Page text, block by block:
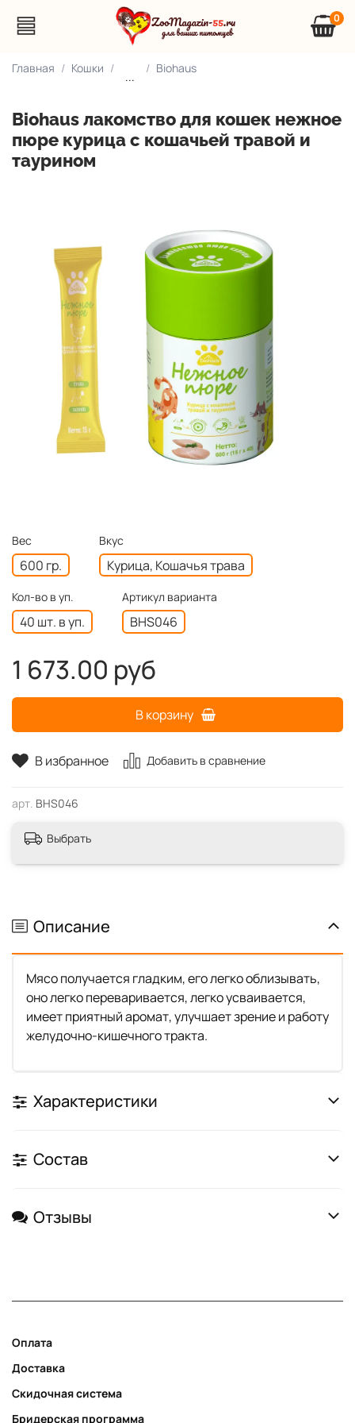
0
Главная Кошки
...
Biohaus
Biohaus лакомство для кошек нежное
пюре курица с кошачьей травой и
таурином
В избранное Добавить в сравнение
арт. BHS046
Вес
600 гр.
Вкус
Курица, Кошачья трава
Кол-во в уп.
40 шт. в уп.
Артикул варианта
BHS046
1 673.00 руб
В корзину
Выбрать
Описание
Мясо получается гладким, его легко облизывать,
оно легко переваривается, легко усваивается,
имеет приятный аромат, улучшает зрение и работу
желудочно-кишечного тракта.
Характеристики
Состав
Отзывы
Оплата
Доставка
Скидочная система
Бридерская программа